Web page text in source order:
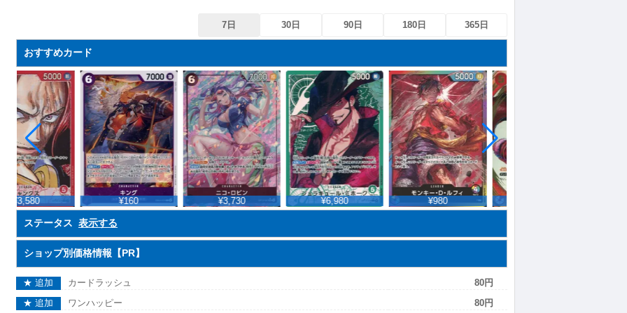
7日 30日 90日 180日 365日
おすすめカード
¥3,580 ¥160 ¥3,730 ¥6,980 ¥980
ステータス 表示する
ショップ別価格情報【PR】
★ 追加 カードラッシュ
80円
★ 追加
ワンハッピー 80円